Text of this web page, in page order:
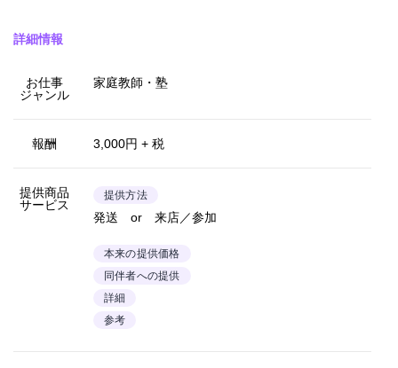
詳細情報
お仕事
ジャンル
家庭教師・塾
報酬 3,000円 + 税
提供商品
サービス
提供方法
発送 or 来店／参加
本来の提供価格
同伴者への提供
詳細
参考